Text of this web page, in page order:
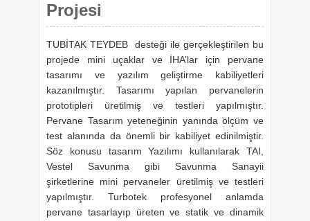
Projesi
TUBİTAK TEYDEB desteği ile gerçekleştirilen bu
projede mini uçaklar ve İHA’lar için pervane
tasarımı ve yazılım geliştirme kabiliyetleri
kazanılmıştır. Tasarımı yapılan pervanelerin
prototipleri üretilmiş ve testleri yapılmıştır.
Pervane Tasarım yeteneğinin yanında ölçüm ve
test alanında da önemli bir kabiliyet edinilmiştir.
Söz konusu tasarım Yazılımı kullanılarak TAI,
Vestel Savunma gibi Savunma Sanayii
şirketlerine mini pervaneler üretilmiş ve testleri
yapılmıştır. Turbotek profesyonel anlamda
pervane tasarlayıp üreten ve statik ve dinamik